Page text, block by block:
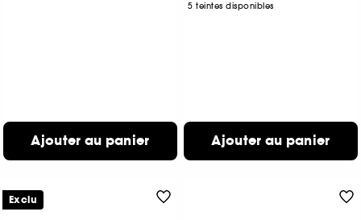
Ajouter au panier
5 teintes disponibles
Ajouter au panier
Exclu